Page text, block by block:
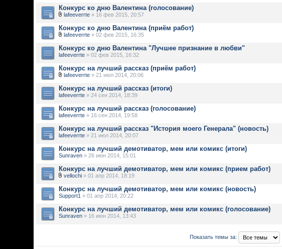
Конкурс ко дню Валентина (голосование)
lafeeverrte » 16 фев 2015, 20:57
Конкурс ко дню Валентина (приём работ)
lafeeverrte » 02 фев 2015, 16:35
Конкурс ко дню Валентина "Лучшее признание в любви"
lafeeverrte » 02 фев 2015, 16:32
Конкурс на лучший рассказ (приём работ)
lafeeverrte » 21 июл 2014, 20:06
Конкурс на лучший рассказ (итоги)
lafeeverrte » 24 сен 2014, 18:39
Конкурс на лучший рассказ (голосование)
lafeeverrte » 16 сен 2014, 19:58
Конкурс на лучший рассказ "История моего Генерала" (новость)
lafeeverrte » 21 июл 2014, 20:07
Конкурс на лучший демотиватор, мем или комикс (итоги)
Sunraven » 26 июн 2014, 15:01
Конкурс на лучший демотиватор, мем или комикс (прием работ)
vellochi » 01 апр 2014, 18:19
Конкурс на лучший демотиватор, мем или комикс (новость)
Support1 » 01 апр 2014, 20:22
Конкурс на лучший демотиватор, мем или комикс (голосование)
Sunraven » 16 июн 2014, 13:43
Показать темы за: